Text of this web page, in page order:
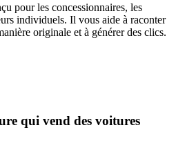
pour les concessionnaires, les
individuels. Il vous aide à raconter
originale et à générer des clics.
qui vend des voitures